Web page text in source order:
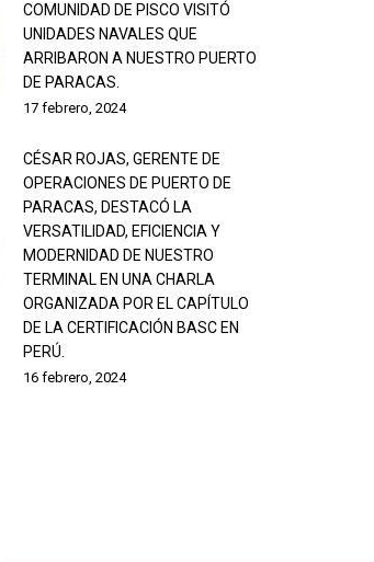
COMUNIDAD DE PISCO VISITÓ
UNIDADES NAVALES QUE
ARRIBARON A NUESTRO PUERTO
DE PARACAS.
17 febrero, 2024
CÉSAR ROJAS, GERENTE DE
OPERACIONES DE PUERTO DE
PARACAS, DESTACÓ LA
VERSATILIDAD, EFICIENCIA Y
MODERNIDAD DE NUESTRO
TERMINAL EN UNA CHARLA
ORGANIZADA POR EL CAPÍTULO
DE LA CERTIFICACIÓN BASC EN
PERÚ.
16 febrero, 2024